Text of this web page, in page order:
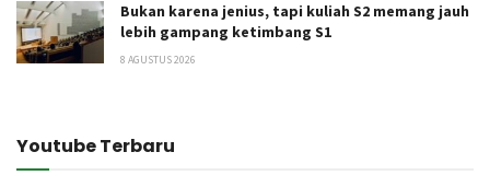
Bukan karena jenius, tapi kuliah S2 memang jauh
lebih gampang ketimbang S1
8 AGUSTUS 2026
Youtube Terbaru